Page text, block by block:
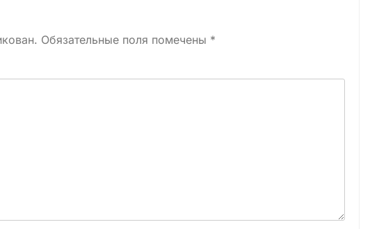
Обязательные поля помечены *